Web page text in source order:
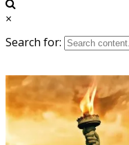
×
Search for: